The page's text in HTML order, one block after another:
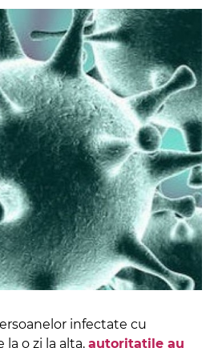
infectate cu
o zi la alta, autoritatile au